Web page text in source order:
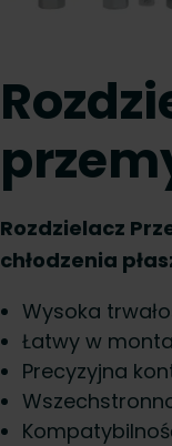
Rozdzielacz
chłodzenia
Wysoka
Łatwy w
Precyzyjna